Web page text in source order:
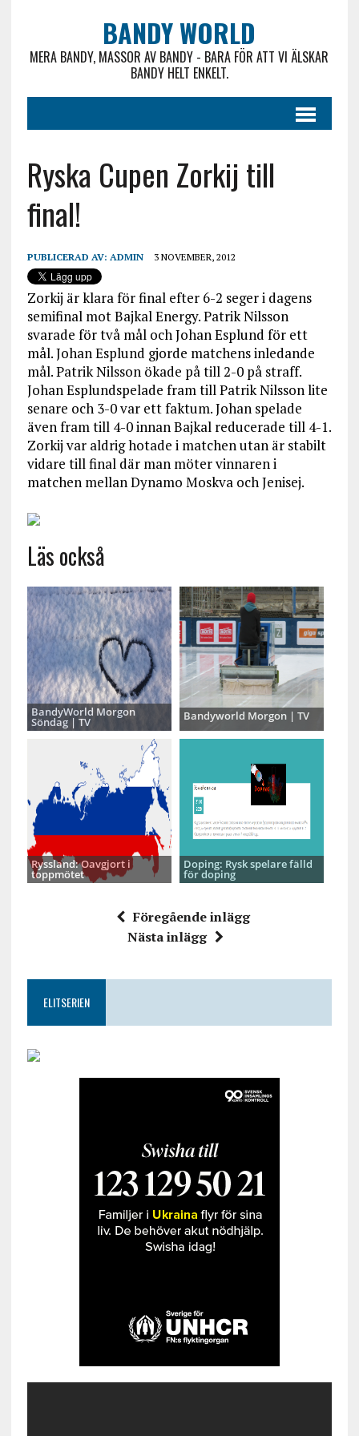
BANDY WORLD
MERA BANDY, MASSOR AV BANDY - BARA FÖR ATT VI ÄLSKAR
BANDY HELT ENKELT.
Ryska Cupen Zorkij till
final!
PUBLICERAD AV: ADMIN 3 NOVEMBER, 2012
Zorkij är klara för final efter 6-2 seger i dagens
semifinal mot Bajkal Energy. Patrik Nilsson
svarade för två mål och Johan Esplund för ett
mål. Johan Esplund gjorde matchens inledande
mål. Patrik Nilsson ökade på till 2-0 på straff.
Johan Esplundspelade fram till Patrik Nilsson lite
senare och 3-0 var ett faktum. Johan spelade
även fram till 4-0 innan Bajkal reducerade till 4-1.
Zorkij var aldrig hotade i matchen utan är stabilt
vidare till final där man möter vinnaren i
matchen mellan Dynamo Moskva och Jenisej.
Läs också
BandyWorld Morgon
Söndag | TV Bandyworld Morgon | TV
Ryssland: Oavgjort i
toppmötet
Doping: Rysk spelare fälld
för doping
Föregående inlägg
Nästa inlägg
ELITSERIEN